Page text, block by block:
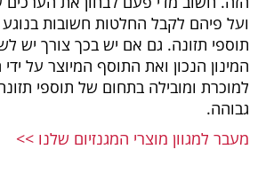
ועל פיהם לקבל החלטות חשובות
תוספי תזונה. גם אם יש בכך צורך יש
המינון הנכון ואת התוסף המיוצר על
למוכרת ומובילה בתחום של תוספי
גבוהה.
מעבר למגוון מוצרי המגנזיום שלנו >>